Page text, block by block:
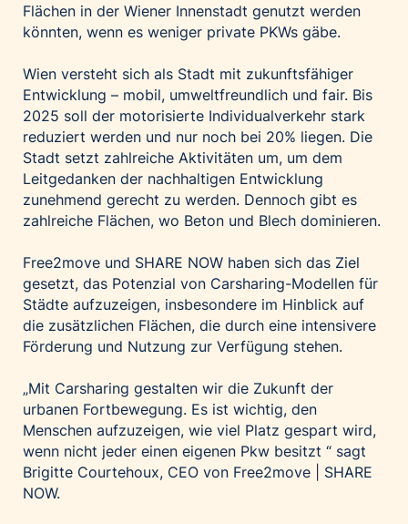
Superbrands Austria
Tante Fanny
Vollpension
win2day
Wolt
woom bikes
Kontakt
Flächen in der Wiener Innenstadt genutzt werden
könnten, wenn es weniger private PKWs gäbe.
Wien versteht sich als Stadt mit zukunftsfähiger
Entwicklung – mobil, umweltfreundlich und fair. Bis
2025 soll der motorisierte Individualverkehr stark
reduziert werden und nur noch bei 20% liegen. Die
Stadt setzt zahlreiche Aktivitäten um, um dem
Leitgedanken der nachhaltigen Entwicklung
zunehmend gerecht zu werden. Dennoch gibt es
zahlreiche Flächen, wo Beton und Blech dominieren.
Free2move und SHARE NOW haben sich das Ziel
gesetzt, das Potenzial von Carsharing-Modellen für
Städte aufzuzeigen, insbesondere im Hinblick auf
die zusätzlichen Flächen, die durch eine intensivere
Förderung und Nutzung zur Verfügung stehen.
„Mit Carsharing gestalten wir die Zukunft der
urbanen Fortbewegung. Es ist wichtig, den
Menschen aufzuzeigen, wie viel Platz gespart wird,
wenn nicht jeder einen eigenen Pkw besitzt “ sagt
Brigitte Courtehoux, CEO von Free2move | SHARE
NOW.